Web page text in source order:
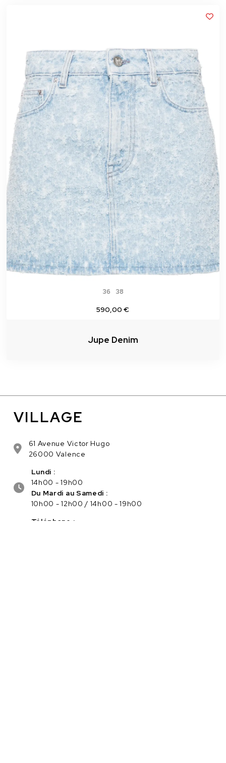
36 38
590,00 €
Jupe Denim
VILLAGE
61 Avenue Victor Hugo
26000 Valence
Lundi :
14h00 - 19h00
Du Mardi au Samedi :
10h00 - 12h00 / 14h00 - 19h00
Téléphone :